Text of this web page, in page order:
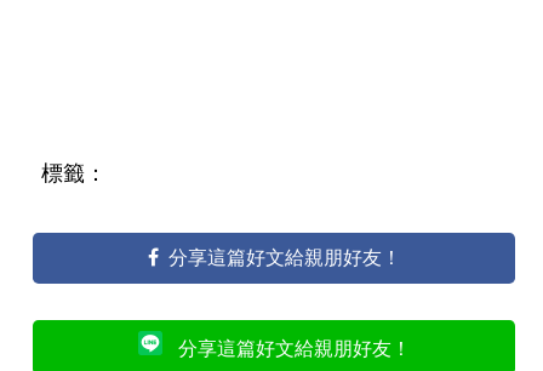
標籤：
分享這篇好文給親朋好友！
分享這篇好文給親朋好友！